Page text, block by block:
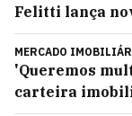
Felitti lança
MERCADO
'Queremos
carteira